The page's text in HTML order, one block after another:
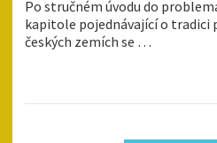
Po stručném úvodu do
kapitole pojednávající o tradici
českých zemích se …